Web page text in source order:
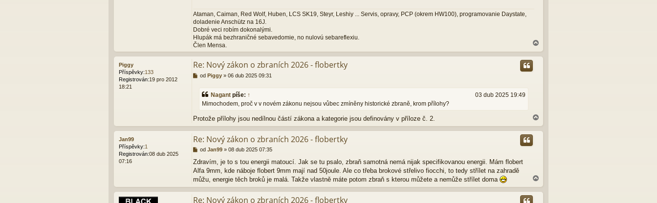
Ataman, Caiman, Red Wolf, Huben, LCS SK19, Steyr, Leshiy ... Servis, opravy, PCP (okrem HW100), programovanie Daystate,
doladenie Anschütz na 16J.
Dobré veci robím dokonalými.
Hlupák má bezhraničné sebavedomie, no nulovú sebareflexiu.
Člen Mensa.
a
h
Piggy
Příspěvky:133
Registrován:19 pro 2012
18:21
Re: Nový zákon o zbraních 2026 - flobertky
P
ě
v
e
od Piggy » 06 dub 2025 09:31
Nagant píše: ↑
03 dub 2025 19:49
Mimochodem, proč v v novém zákonu nejsou vůbec zmíněny historické zbraně, krom přílohy?
Protože přílohy jsou nedílnou částí zákona a kategorie jsou definovány v příloze č. 2.
a
h
Jan99
Příspěvky:1
Registrován:08 dub 2025
07:16
Re: Nový zákon o zbraních 2026 - flobertky
P
í
s
p
v
e
od Jan99 » 08 dub 2025 07:35
Zdravím, je to s tou energii matoucí. Jak se tu psalo, zbraň samotná nemá nijak specifikovanou energii. Mám flobert
Alfa 9mm, kde náboje flobert 9mm mají nad 50joule. Ale co třeba brokové střelivo fiocchi, to tedy střílet na zahradě
můžu, energie těch broků je malá. Takže vlastně máte potom zbraň s kterou můžete a nemůže střílet doma
a
h
Re: Nový zákon o zbraních 2026 - flobertky